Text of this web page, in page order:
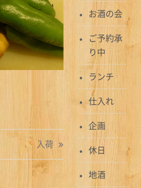
入荷
お酒の会
ご予約承
り中
ランチ
仕入れ
企画
休日
地酒